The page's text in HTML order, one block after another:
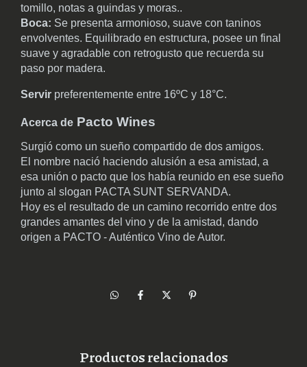
tomillo, notas a guindas y moras..
Boca: Se presenta armonioso, suave con taninos
envolventes. Equilibrado en estructura, posee un final
suave y agradable con retrogusto que recuerda su
paso por madera.
Servir preferentemente entre 16ºC y 18°C.
Acerca de Pacto Wines
Surgió como un sueño compartido de dos amigos.
El nombre nació haciendo alusión a esa amistad, a
esa unión o pacto que los había reunido en ese sueño
junto al slogan PACTA SUNT SERVANDA.
Hoy es el resultado de un camino recorrido entre dos
grandes amantes del vino y de la amistad, dando
origen a PACTO - Auténtico Vino de Autor.
Productos relacionados